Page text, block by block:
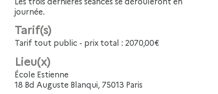
journée.
Tarif(s)
Tarif tout public - prix total : 2070,00€
Lieu(x)
École Estienne
18 Bd Auguste Blanqui, 75013 Paris